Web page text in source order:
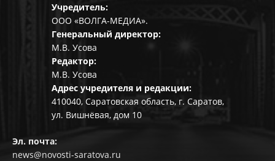
Учредитель:
ООО «ВОЛГА-МЕДИА».
Генеральный директор:
М.В. Усова
Редактор:
М.В. Усова
Адрес учредителя и редакции:
410040, Саратовская область, г. Саратов,
ул. Вишнёвая, дом 10
Эл. почта:
news@novosti-saratova.ru